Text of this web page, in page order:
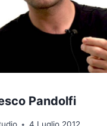
Pandolfi